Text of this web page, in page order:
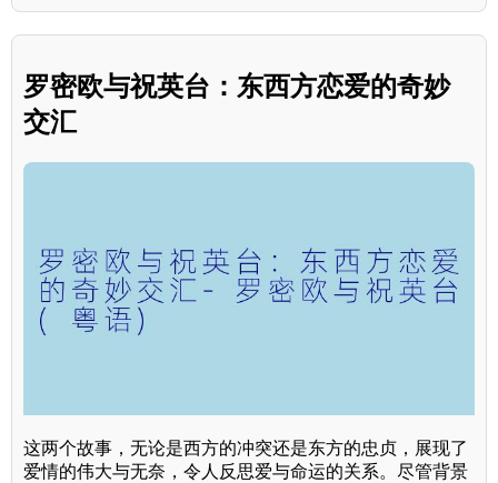
罗密欧与祝英台：东西方恋爱的奇妙
交汇
这两个故事，无论是西方的冲突还是东方的忠贞，展现了
爱情的伟大与无奈，令人反思爱与命运的关系。尽管背景